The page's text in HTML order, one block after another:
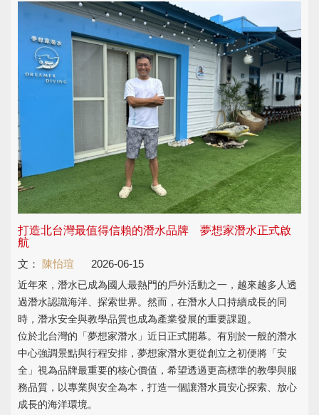
打造北台灣最值得信賴的潛水品牌 夢想家潛水正式啟
航
文：
陳怡瑄 2026-06-15
近年來，潛水已成為國人最熱門的戶外活動之一，越來越多人透
過潛水認識海洋、探索世界。然而，在潛水人口持續成長的同
時，潛水安全與教學品質也成為產業發展的重要課題。
位於北台灣的「夢想家潛水」近日正式開幕。有別於一般的潛水
中心強調景點與行程安排，夢想家潛水更從創立之初便將「安
全」視為品牌最重要的核心價值，希望透過更高標準的教學與服
務品質，以專業與安全為本，打造一個讓潛水員安心探索、放心
成長的海洋環境。